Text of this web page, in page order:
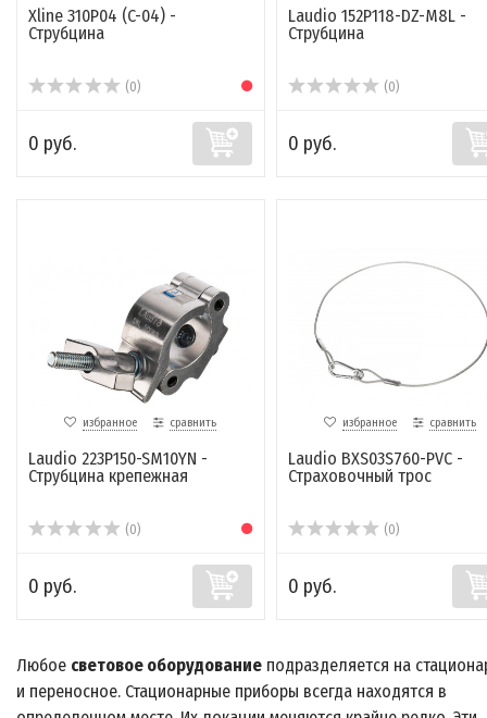
Xline 310P04 (C-04) -
Струбцина
(0)
0 руб.
Laudio 152P118-DZ-M8L -
Струбцина
(0)
0 руб.
избранное сравнить
Laudio 223P150-SM10YN -
Струбцина крепежная
(0)
0 руб.
избранное сравнить
Laudio BXS03S760-PVC -
Страховочный трос
(0)
0 руб.
Любое световое оборудование подразделяется на
и переносное. Стационарные приборы всегда находятся в